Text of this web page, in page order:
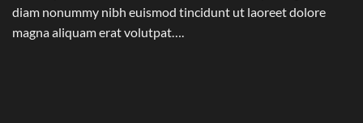
diam nonummy nibh euismod tincidunt ut laoreet dolore
magna aliquam erat volutpat….